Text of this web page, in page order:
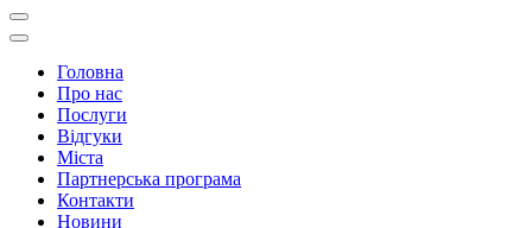
Головна
Про нас
Послуги
Відгуки
Міста
Партнерська програма
Контакти
Новини